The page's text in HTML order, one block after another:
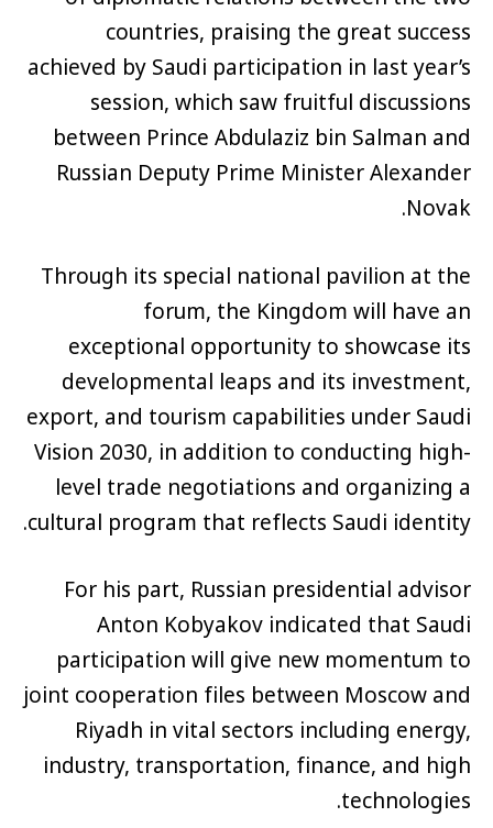
countries, praising the great success
achieved by Saudi participation in last year’s
session, which saw fruitful discussions
between Prince Abdulaziz bin Salman and
Russian Deputy Prime Minister Alexander
Novak.
Through its special national pavilion at the
forum, the Kingdom will have an
exceptional opportunity to showcase its
developmental leaps and its investment,
export, and tourism capabilities under Saudi
Vision 2030, in addition to conducting high-
level trade negotiations and organizing a
cultural program that reflects Saudi identity.
For his part, Russian presidential advisor
Anton Kobyakov indicated that Saudi
participation will give new momentum to
joint cooperation files between Moscow and
Riyadh in vital sectors including energy,
industry, transportation, finance, and high
technologies.